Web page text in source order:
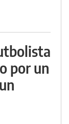
por un